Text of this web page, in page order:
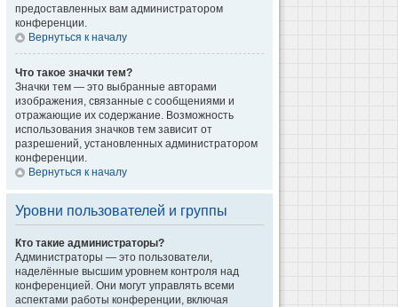
предоставленных вам администратором
конференции.
Вернуться к началу
Что такое значки тем?
Значки тем — это выбранные авторами
изображения, связанные с сообщениями и
отражающие их содержание. Возможность
использования значков тем зависит от
разрешений, установленных администратором
конференции.
Вернуться к началу
Уровни пользователей и группы
Кто такие администраторы?
Администраторы — это пользователи,
наделённые высшим уровнем контроля над
конференцией. Они могут управлять всеми
аспектами работы конференции, включая